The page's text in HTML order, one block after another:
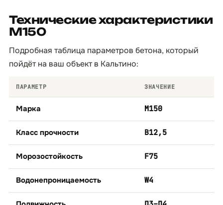
Технические характеристики
М150
Подробная таблица параметров бетона, который
пойдёт на ваш объект в Кальтино:
ПАРАМЕТР ЗНАЧЕНИЕ
Марка М150
Класс прочности B12,5
Морозостойкость F75
Водонепроницаемость W4